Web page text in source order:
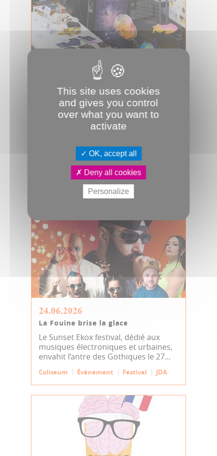
01.07.2026
Les yeux vers le ciel
L’Association astronomique picarde
festival à l’occasion de ses 30 ans. Sa...
Événement Festival
JDA
Quai de l'innovation
Science
24.06.2026
La Fouine brise la glace
Le Sunset Ekox festival, dédié aux
musiques électroniques et urbaines,
envahit l’antre des Gothiques le 27...
Coliseum Événement Festival JDA
This site uses cookies
and gives you control
over what you want to
activate
OK, accept all
Deny all cookies
Personalize